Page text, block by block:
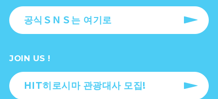
공식ＳＮＳ는 여기로
JOIN US !
HIT히로시마 관광대사 모집!